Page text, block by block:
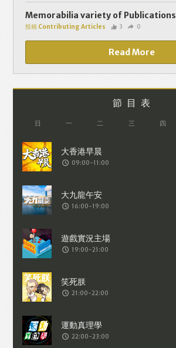
Memorabilia variety of Publications
投稿 Contributing Articles 3 0
Read More
節目表
日 一 二 三 四
09:00-11:00
16:00-19:00
19:00-21:00
21:00-22:00
22:00-23:00